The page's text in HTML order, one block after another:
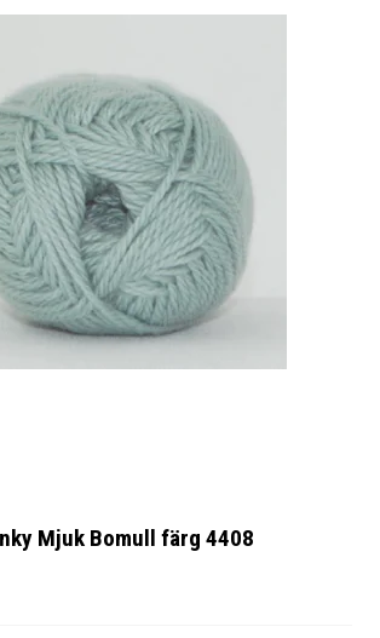
Mjuk Bomull färg 4408